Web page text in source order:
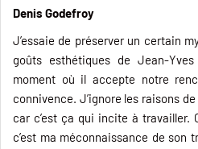
Denis Godefroy
J’essaie de préserver un certain
goûts esthétiques de Jean-
moment où il accepte notre
connivence. J’ignore les raisons
car c’est ça qui incite à travailler.
c’est ma méconnaissance de son